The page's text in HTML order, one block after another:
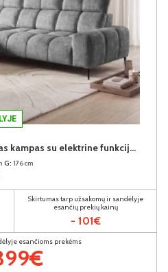
GIOVANNI-S (I gr.) minkštas kampas su elektrine funkcija (Aphrodite-21) K
G: 176cm
Skirtumas tarp užsakomų ir sandėlyje
esančių prekių kainų
- 101€
esančioms prekėms